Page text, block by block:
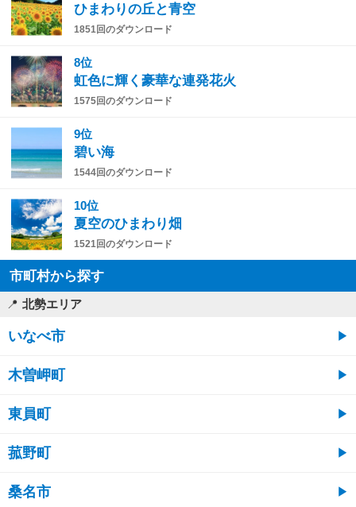
ひまわりの丘と青空
1851回のダウンロード
8位
虹色に輝く豪華な連発花火
1575回のダウンロード
9位
碧い海
1544回のダウンロード
10位
夏空のひまわり畑
1521回のダウンロード
市町村から探す
北勢エリア
いなべ市
木曽岬町
東員町
菰野町
桑名市